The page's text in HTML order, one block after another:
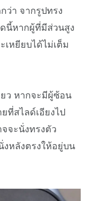
ว่า จากรูปทรง
นี้หากผู้ที่มีส่วนสูง
หยียบได้ไม่เต็ม
ว หากจะมีผู้ซ้อน
ที่สไลด์เอียงไป
จะนั่งทรงตัว
งหลังตรงให้อยู่บน